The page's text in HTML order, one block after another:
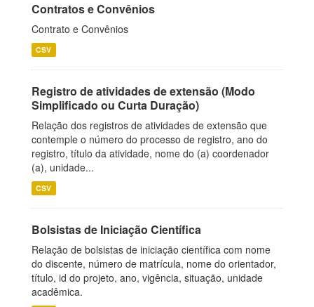
Contratos e Convênios
Contrato e Convênios
CSV
Registro de atividades de extensão (Modo
Simplificado ou Curta Duração)
Relação dos registros de atividades de extensão que
contemple o número do processo de registro, ano do
registro, título da atividade, nome do (a) coordenador
(a), unidade...
CSV
Bolsistas de Iniciação Científica
Relação de bolsistas de iniciação científica com nome
do discente, número de matrícula, nome do orientador,
título, id do projeto, ano, vigência, situação, unidade
acadêmica.